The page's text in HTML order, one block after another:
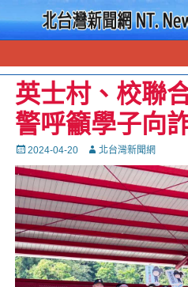
英士村、校聯
警呼籲學子向
Posted
on
2024-04-20 Autor北台灣新聞網